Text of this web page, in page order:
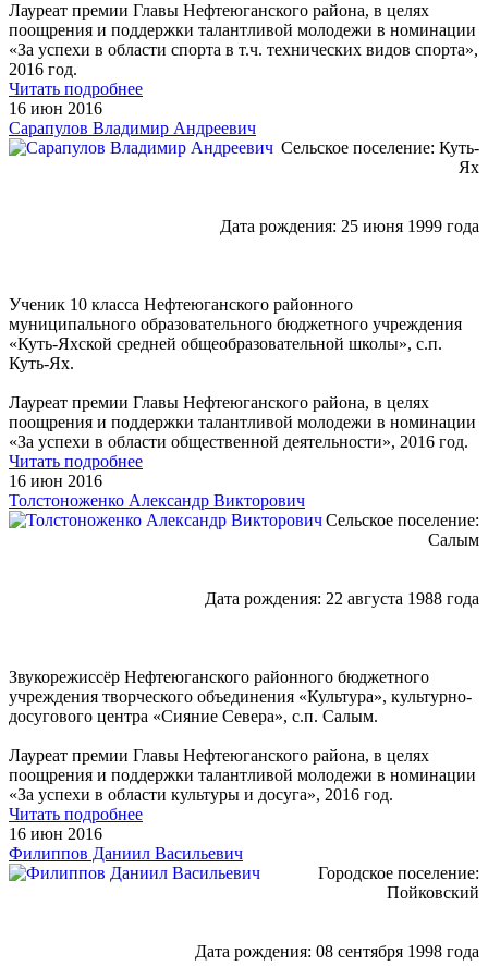
Лауреат премии Главы Нефтеюганского района, в целях
поощрения и поддержки талантливой молодежи в номинации
«За успехи в области спорта в т.ч. технических видов спорта»,
2016 год.
Читать подробнее
16 июн 2016
Сарапулов Владимир Андреевич
Сельское поселение: Куть-
Ях
Дата рождения: 25 июня 1999 года
Ученик 10 класса Нефтеюганского районного
муниципального образовательного бюджетного учреждения
«Куть-Яхской средней общеобразовательной школы», с.п.
Куть-Ях.
Лауреат премии Главы Нефтеюганского района, в целях
поощрения и поддержки талантливой молодежи в номинации
«За успехи в области общественной деятельности», 2016 год.
Читать подробнее
16 июн 2016
Толстоноженко Александр Викторович
Сельское поселение:
Салым
Дата рождения: 22 августа 1988 года
Звукорежиссёр Нефтеюганского районного бюджетного
учреждения творческого объединения «Культура», культурно-
досугового центра «Сияние Севера», с.п. Салым.
Лауреат премии Главы Нефтеюганского района, в целях
поощрения и поддержки талантливой молодежи в номинации
«За успехи в области культуры и досуга», 2016 год.
Читать подробнее
16 июн 2016
Филиппов Даниил Васильевич
Городское поселение:
Пойковский
Дата рождения: 08 сентября 1998 года